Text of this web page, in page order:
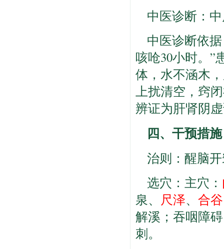
中医诊断：
中医诊断依
咳呛30小时。”
体，水不涵木
上扰清空，窍
辨证为肝肾阴
四、干预措施
治则：醒脑
选穴：主穴：
泉、 尺泽、 合谷
解溪；吞咽障
刺。